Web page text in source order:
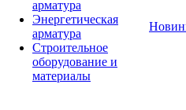
арматура
Энергетическая
арматура
Строительное
оборудование и
материалы